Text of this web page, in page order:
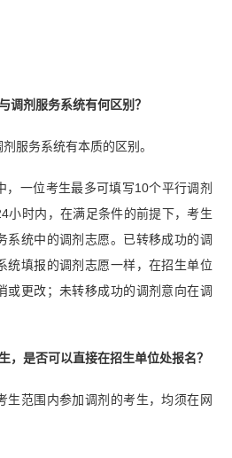
调剂服务系统有何区别？
服务系统有本质的区别。
，一位考生最多可填写10个平行调剂
小时内，在满足条件的前提下，考生
系统中的调剂志愿。已转移成功的调
统填报的调剂志愿一样，在招生单位
或更改；未转移成功的调剂意向在调
，是否可以直接在招生单位处报名？
生范围内参加调剂的考生，均须在网